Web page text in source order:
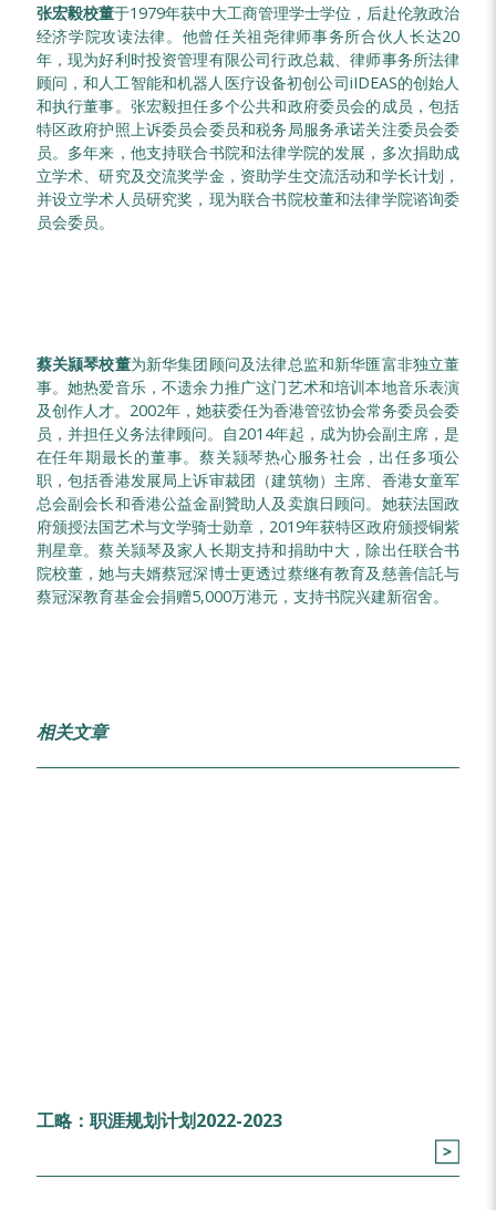
张宏毅校董于1979年获中大工商管理学士学位，后赴伦敦政治
经济学院攻读法律。他曾任关祖尧律师事务所合伙人长达20
年，现为好利时投资管理有限公司行政总裁、律师事务所法律
顾问，和人工智能和机器人医疗设备初创公司iIDEAS的创始人
和执行董事。张宏毅担任多个公共和政府委员会的成员，包括
特区政府护照上诉委员会委员和税务局服务承诺关注委员会委
员。多年来，他支持联合书院和法律学院的发展，多次捐助成
立学术、研究及交流奖学金，资助学生交流活动和学长计划，
并设立学术人员研究奖，现为联合书院校董和法律学院谘询委
员会委员。
蔡关颕琴校董为新华集团顾问及法律总监和新华匯富非独立董
事。她热爱音乐，不遗余力推广这门艺术和培训本地音乐表演
及创作人才。2002年，她获委任为香港管弦协会常务委员会委
员，并担任义务法律顾问。自2014年起，成为协会副主席，是
在任年期最长的董事。蔡关颕琴热心服务社会，出任多项公
职，包括香港发展局上诉审裁团（建筑物）主席、香港女童军
总会副会长和香港公益金副贊助人及卖旗日顾问。她获法国政
府颁授法国艺术与文学骑士勋章，2019年获特区政府颁授铜紫
荆星章。蔡关颕琴及家人长期支持和捐助中大，除出任联合书
院校董，她与夫婿蔡冠深博士更透过蔡继有教育及慈善信託与
蔡冠深教育基金会捐赠5,000万港元，支持书院兴建新宿舍。
相关文章
工略：职涯规划计划2022-2023